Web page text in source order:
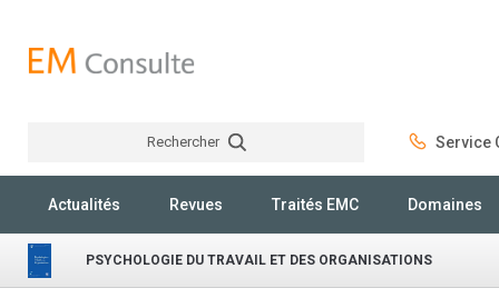
Rechercher Service
Actualités Revues Traités EMC Domaines
PSYCHOLOGIE DU TRAVAIL ET DES ORGANISATIONS